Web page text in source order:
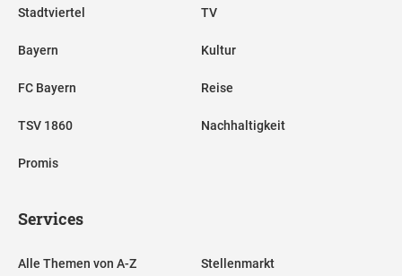
Stadtviertel
Bayern
FC Bayern
TSV 1860
Promis
TV
Kultur
Reise
Nachhaltigkeit
Services
Alle Themen von A-Z Stellenmarkt